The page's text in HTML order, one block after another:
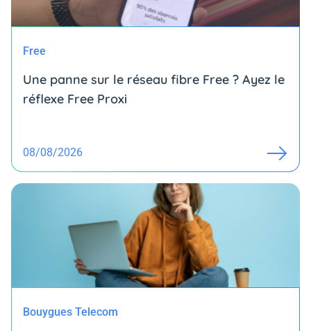
Free
Une panne sur le réseau fibre Free ? Ayez le
réflexe Free Proxi
08/08/2026
Bouygues Telecom